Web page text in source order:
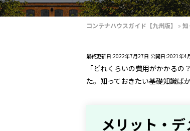
コンテナハウスガイド【九州版】 » 知
最終更新日:2022年7月27日 公開日:2021年4
「どれくらいの費用がかかる
た。知っておきたい基礎知識ば
メリット・